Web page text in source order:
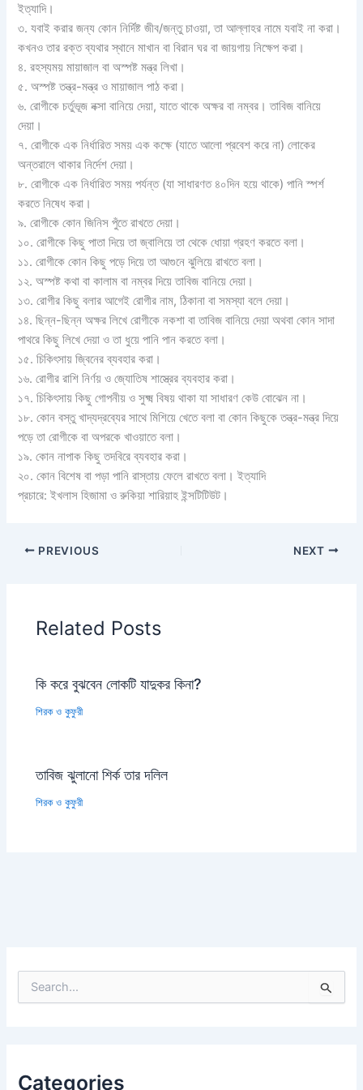
ইত্যাদি।
৩. যবাই করার জন্য কোন নির্দিষ্ট জীব/জন্তু চাওয়া, তা আল্লাহর নামে যবাই না করা।
কখনও তার রক্ত ব্যথার স্থানে মাখান বা বিরান ঘর বা জায়গায় নিক্ষেপ করা।
৪. রহস্যময় মায়াজাল বা অস্পষ্ট মন্ত্র লিখা।
৫. অস্পষ্ট তন্ত্র-মন্ত্র ও মায়াজাল পাঠ করা।
৬. রোগীকে চর্তুভূজ নক্সা বানিয়ে দেয়া, যাতে থাকে অক্ষর বা নম্বর। তাবিজ বানিয়ে
দেয়া।
৭. রোগীকে এক নির্ধারিত সময় এক কক্ষে (যাতে আলো প্রবেশ করে না) লোকের
অন্তরালে থাকার নির্দেশ দেয়া।
৮. রোগীকে এক নির্ধারিত সময় পর্যন্ত (যা সাধারণত ৪০দিন হয়ে থাকে) পানি স্পর্শ
করতে নিষেধ করা।
৯. রোগীকে কোন জিনিস পুঁতে রাখতে দেয়া।
১০. রোগীকে কিছু পাতা দিয়ে তা জ্বালিয়ে তা থেকে ধোয়া গ্রহণ করতে বলা।
১১. রোগীকে কোন কিছু পড়ে দিয়ে তা আগুনে ঝুলিয়ে রাখতে বলা।
১২. অস্পষ্ট কথা বা কালাম বা নম্বর দিয়ে তাবিজ বানিয়ে দেয়া।
১৩. রোগীর কিছু বলার আগেই রোগীর নাম, ঠিকানা বা সমস্যা বলে দেয়া।
১৪. ছিন্ন-ছিন্ন অক্ষর লিখে রোগীকে নকশা বা তাবিজ বানিয়ে দেয়া অথবা কোন সাদা
পাথরে কিছু লিখে দেয়া ও তা ধুয়ে পানি পান করতে বলা।
১৫. চিকিৎসায় জ্বিনের ব্যবহার করা।
১৬. রোগীর রাশি নির্ণয় ও জ্যোতিষ শাস্ত্রের ব্যবহার করা।
১৭. চিকিৎসায় কিছু গোপনীয় ও সুক্ষ্ম বিষয় থাকা যা সাধারণ কেউ বোঝেন না।
১৮. কোন বস্তু খাদ্যদ্রব্যের সাথে মিশিয়ে খেতে বলা বা কোন কিছুকে তন্ত্র-মন্ত্র দিয়ে
পড়ে তা রোগীকে বা অপরকে খাওয়াতে বলা।
১৯. কোন নাপাক কিছু তদবিরে ব্যবহার করা।
২০. কোন বিশেষ বা পড়া পানি রাস্তায় ফেলে রাখতে বলা। ইত্যাদি
প্রচারে: ইখলাস হিজামা ও রুকিয়া শারিয়াহ ইন্সটিটিউট।
PREVIOUS NEXT
Related Posts
কি করে বুঝবেন লোকটি যাদুকর কিনা?
শিরক ও কুফুরী
তাবিজ ঝুলানো শির্ক তার দলিল
শিরক ও কুফুরী
e
fCategories